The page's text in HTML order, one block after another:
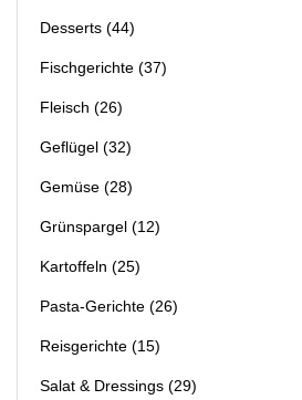
Desserts (44)
Fischgerichte (37)
Fleisch (26)
Geflügel (32)
Gemüse (28)
Grünspargel (12)
Kartoffeln (25)
Pasta-Gerichte (26)
Reisgerichte (15)
Salat & Dressings (29)